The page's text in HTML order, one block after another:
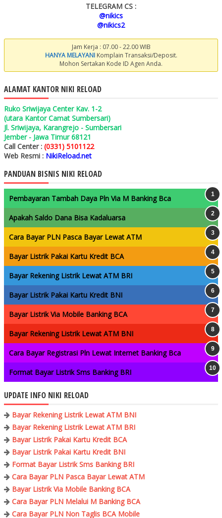
TELEGRAM CS :
@nikics
@nikics2
Jam Kerja : 07.00 - 22.00 WIB
HANYA MELAYANIKomplain Transaksi/Deposit.
Mohon Sertakan Kode ID Agen Anda.
ALAMAT KANTOR NIKI RELOAD
Ruko Sriwijaya Center Kav. 1-2
(utara Kantor Camat Sumbersari)
Jl. Sriwijaya, Karangrejo - Sumbersari
Jember - Jawa Timur 68121
Call Center : (0331) 5101122
Web Resmi : NikiReload.net
PANDUAN BISNIS NIKI RELOAD
Pembayaran Tambah Daya Pln Via M Banking Bca
Apakah Saldo Dana Bisa Kadaluarsa
Cara Bayar PLN Pasca Bayar Lewat ATM
Bayar Listrik Pakai Kartu Kredit BCA
Bayar Rekening Listrik Lewat ATM BRI
Bayar Listrik Pakai Kartu Kredit BNI
Bayar Listrik Via Mobile Banking BCA
Bayar Rekening Listrik Lewat ATM BNI
Cara Bayar Registrasi Pln Lewat Internet Banking Bca
Format Bayar Listrik Sms Banking BRI
UPDATE INFO NIKI RELOAD
Bayar Rekening Listrik Lewat ATM BNI
Bayar Rekening Listrik Lewat ATM BRI
Bayar Listrik Pakai Kartu Kredit BCA
Bayar Listrik Pakai Kartu Kredit BNI
Format Bayar Listrik Sms Banking BRI
Cara Bayar PLN Pasca Bayar Lewat ATM
Bayar Listrik Via Mobile Banking BCA
Cara Bayar PLN Melalui M Banking BCA
Cara Bayar PLN Non Taglis BCA Mobile